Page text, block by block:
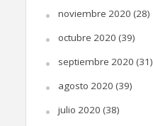
noviembre 2020 (28)
octubre 2020 (39)
septiembre 2020 (31)
agosto 2020 (39)
julio 2020 (38)